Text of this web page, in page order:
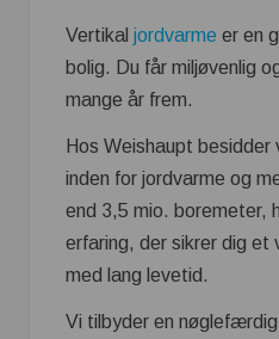
Vertikal jordvarme er en
bolig. Du får miljøvenlig
mange år frem.
Hos Weishaupt besidder
inden for jordvarme og
end 3,5 mio. boremeter,
erfaring, der sikrer dig
med lang levetid.
Vi tilbyder en